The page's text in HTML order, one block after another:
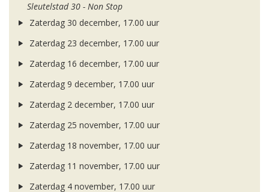
Sleutelstad 30 - Non Stop
Zaterdag 30 december, 17.00 uur
Zaterdag 23 december, 17.00 uur
Zaterdag 16 december, 17.00 uur
Zaterdag 9 december, 17.00 uur
Zaterdag 2 december, 17.00 uur
Zaterdag 25 november, 17.00 uur
Zaterdag 18 november, 17.00 uur
Zaterdag 11 november, 17.00 uur
Zaterdag 4 november, 17.00 uur